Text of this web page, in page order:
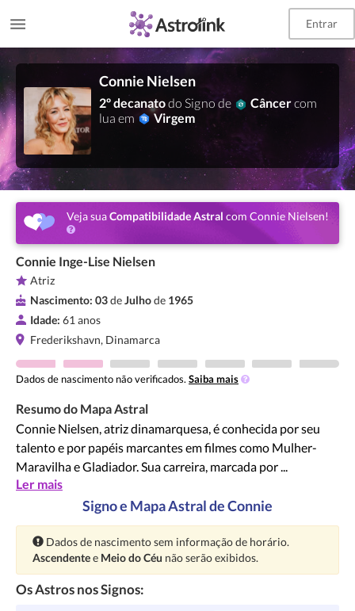
Entrar
Connie Nielsen
2º decanatodo Signo de Câncercom
lua em
Virgem
Veja suaCompatibilidade Astral com Connie Nielsen!
Connie Inge-Lise Nielsen
Atriz
Nascimento: 03deJulhode 1965
Idade: 61 anos
Frederikshavn, Dinamarca
Dados de nascimento não verificados. Saiba mais
Resumo do Mapa Astral
Connie Nielsen, atriz dinamarquesa, é conhecida por seu
talento e por papéis marcantes em filmes como Mulher-
Maravilha e Gladiador. Sua carreira, marcada por ...
Ler mais
Signo e Mapa Astral de Connie
Atenção:
Dados de nascimento sem informação de horário.
Ascendentee Meio do Céu não serão exibidos.
Os Astros nos Signos: